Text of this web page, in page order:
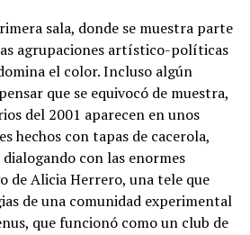
sala, donde se muestra parte
agrupaciones artístico-políticas
el color. Incluso algún
que se equivocó de muestra,
del 2001 aparecen en unos
hechos con tapas de cacerola,
con las enormes
de Alicia Herrero, una tele que
de una comunidad experimental
que funcionó como un club de